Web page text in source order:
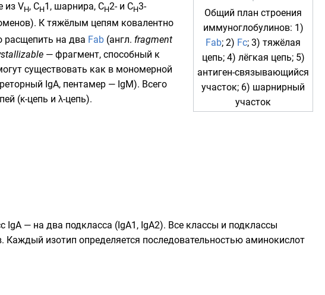
Общий план строения
иммуноглобулинов: 1)
Fab; 2) Fc; 3) тяжёлая
цепь; 4) лёгкая цепь; 5)
антиген-связывающийся
участок; 6) шарнирный
участок
из VH, CН1, шарнира, CH2- и CH3-
К тяжёлым цепям ковалентно
расщепить на два Fab (англ. fragment
— фрагмент, способный к
существовать как в мономерной
IgA, пентамер — IgM). Всего
(κ-цепь и λ-цепь).
IgA — на два подкласса (IgA1, IgA2). Все классы и подклассы
Каждый изотип определяется последовательностью аминокислот